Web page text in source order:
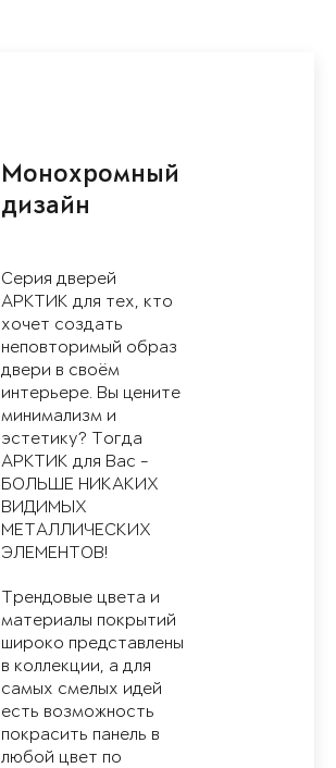
Монохромный
дизайн
Серия дверей
АРКТИК для тех, кто
хочет создать
неповторимый образ
двери в своём
интерьере. Вы цените
минимализм и
эстетику? Тогда
АРКТИК для Вас -
БОЛЬШЕ НИКАКИХ
ВИДИМЫХ
МЕТАЛЛИЧЕСКИХ
ЭЛЕМЕНТОВ!
Трендовые цвета и
материалы покрытий
широко представлены
в коллекции, а для
самых смелых идей
есть возможность
покрасить панель в
любой цвет по